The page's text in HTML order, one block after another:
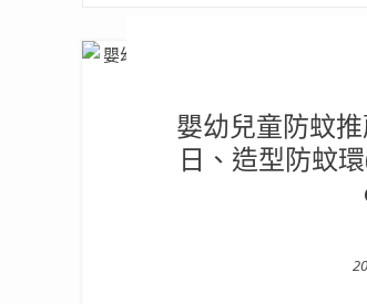
嬰幼兒童防蚊
日、造型防蚊